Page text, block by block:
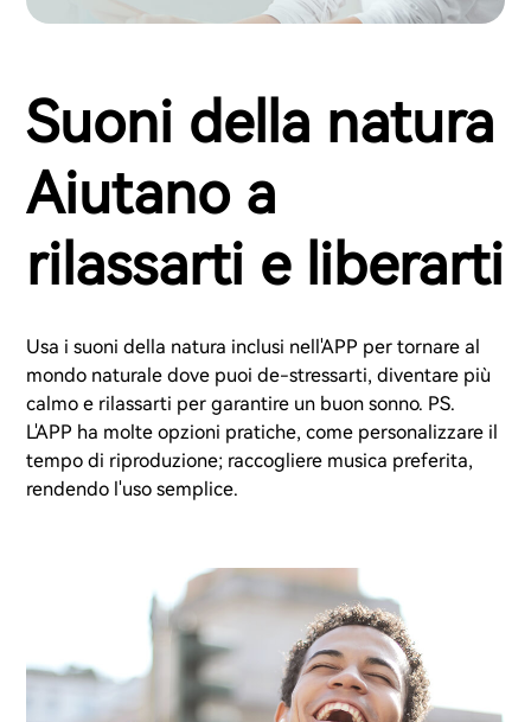
Suoni della natura
Aiutano a
rilassarti e liberarti
Usa i suoni della natura inclusi nell'APP per tornare al
mondo naturale dove puoi de-stressarti, diventare più
calmo e rilassarti per garantire un buon sonno. PS.
L'APP ha molte opzioni pratiche, come personalizzare il
tempo di riproduzione; raccogliere musica preferita,
rendendo l'uso semplice.